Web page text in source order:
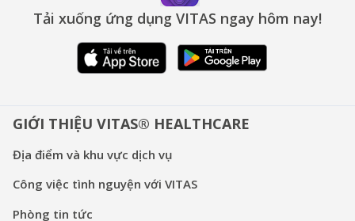
Tải xuống ứng dụng VITAS ngay hôm nay!
GIỚI THIỆU VITAS® HEALTHCARE
Địa điểm và khu vực dịch vụ
Công việc tình nguyện với VITAS
Phòng tin tức